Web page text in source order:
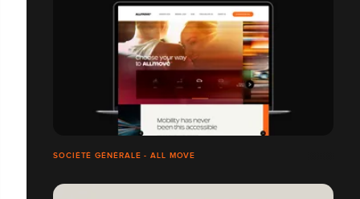
SOCIÉTÉ GÉNÉRALE - ALL MOVE